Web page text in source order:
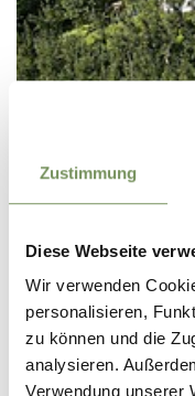
Zustimmung
Diese Webseite
Wir verwenden
personalisieren,
zu können und die
analysieren.
Verwendung unserer
Phone +39 0473